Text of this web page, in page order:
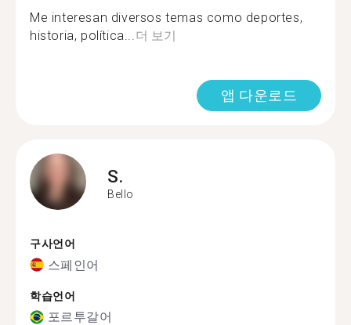
Me interesan diversos temas como deportes,
historia, política...더 보기
앱 다운로드
S.
Bello
구사언어
스페인어
학습언어
포르투갈어